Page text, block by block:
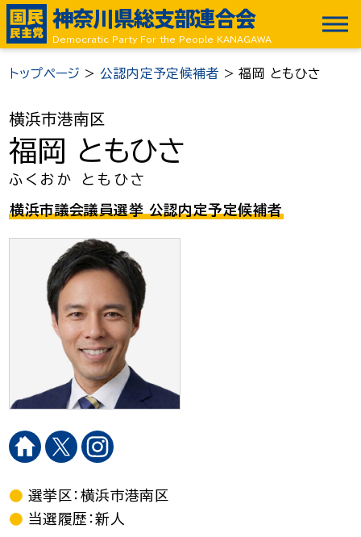
神奈川県総支部連合会
Democratic Party For the People KANAGAWA
トップページ >公認内定予定候補者 >福岡 ともひさ
横浜市港南区
福岡 ともひさ
ふくおか ともひさ
横浜市議会議員選挙 公認内定予定候補者
選挙区：横浜市港南区
当選履歴：新人